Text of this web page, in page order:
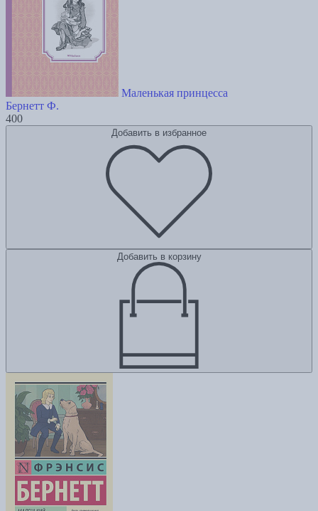
Маленькая принцесса
Бернетт Ф.
400
Добавить в избранное
Добавить в корзину